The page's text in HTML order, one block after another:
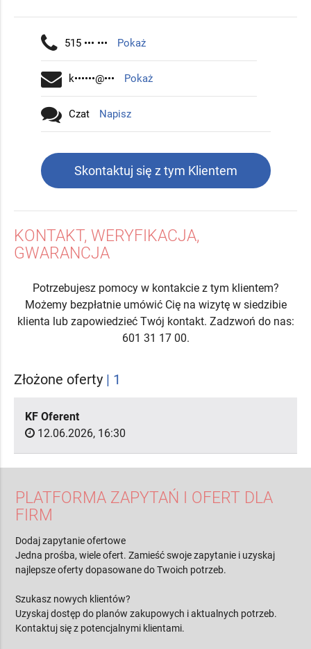
515 ••• ••• Pokaż
k••••••@••• Pokaż
Czat Napisz
Skontaktuj się z tym Klientem
KONTAKT, WERYFIKACJA,
GWARANCJA
Potrzebujesz pomocy w kontakcie z tym klientem?
Możemy bezpłatnie umówić Cię na wizytę w siedzibie
klienta lub zapowiedzieć Twój kontakt. Zadzwoń do nas:
601 31 17 00.
Złożone oferty | 1
KF Oferent
12.06.2026, 16:30
PLATFORMA ZAPYTAŃ I OFERT DLA
FIRM
Dodaj zapytanie ofertowe
Jedna prośba, wiele ofert. Zamieść swoje zapytanie i uzyskaj
najlepsze oferty dopasowane do Twoich potrzeb.
Szukasz nowych klientów?
Uzyskaj dostęp do planów zakupowych i aktualnych potrzeb.
Kontaktuj się z potencjalnymi klientami.